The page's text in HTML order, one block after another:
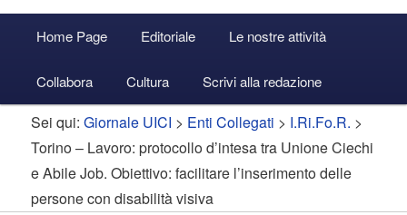
principale
Vai
al
contenuto
principale
Vai
al
contenuto
secondario
Accedi
Home Page Editoriale Le nostre attività
Collabora Cultura Scrivi alla redazione
Sei qui:Giornale UICI > Enti Collegati > I.Ri.Fo.R. >
Torino – Lavoro: protocollo d’intesa tra Unione Ciechi
e Abile Job. Obiettivo: facilitare l’inserimento delle
persone con disabilità visiva